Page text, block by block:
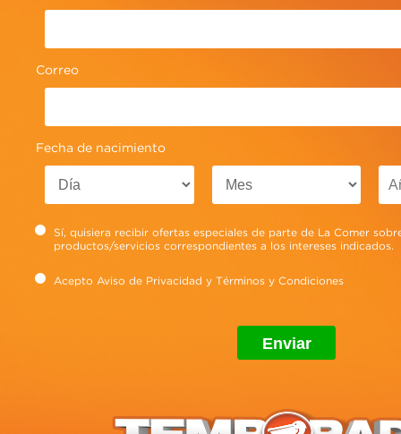
Correo
Fecha de nacimiento
Sí, quisiera recibir ofertas especiales de parte de La Comer
productos/servicios correspondientes a los intereses indicados.
Acepto Aviso de Privacidad y Términos y Condiciones